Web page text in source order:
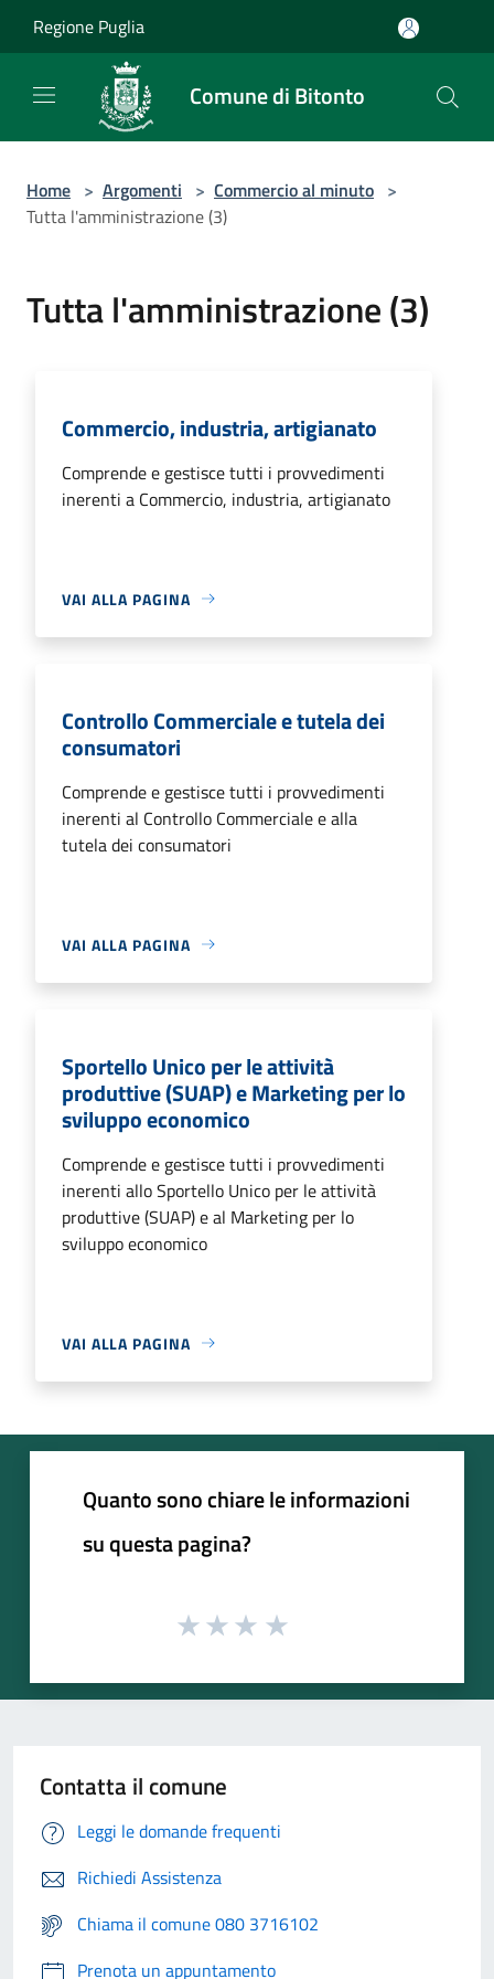
Regione Puglia
Comune di Bitonto
Home > Argomenti > Commercio al minuto >
Tutta l'amministrazione (3)
Tutta l'amministrazione (3)
Commercio, industria, artigianato
Comprende e gestisce tutti i provvedimenti
inerenti a Commercio, industria, artigianato
VAI ALLA PAGINA
Controllo Commerciale e tutela dei
consumatori
Comprende e gestisce tutti i provvedimenti
inerenti al Controllo Commerciale e alla
tutela dei consumatori
VAI ALLA PAGINA
Sportello Unico per le attività
produttive (SUAP) e Marketing per lo
sviluppo economico
Comprende e gestisce tutti i provvedimenti
inerenti allo Sportello Unico per le attività
produttive (SUAP) e al Marketing per lo
sviluppo economico
VAI ALLA PAGINA
Quanto sono chiare le informazioni
su questa pagina?
Contatta il comune
Leggi le domande frequenti
Richiedi Assistenza
Chiama il comune 080 3716102
Prenota un appuntamento